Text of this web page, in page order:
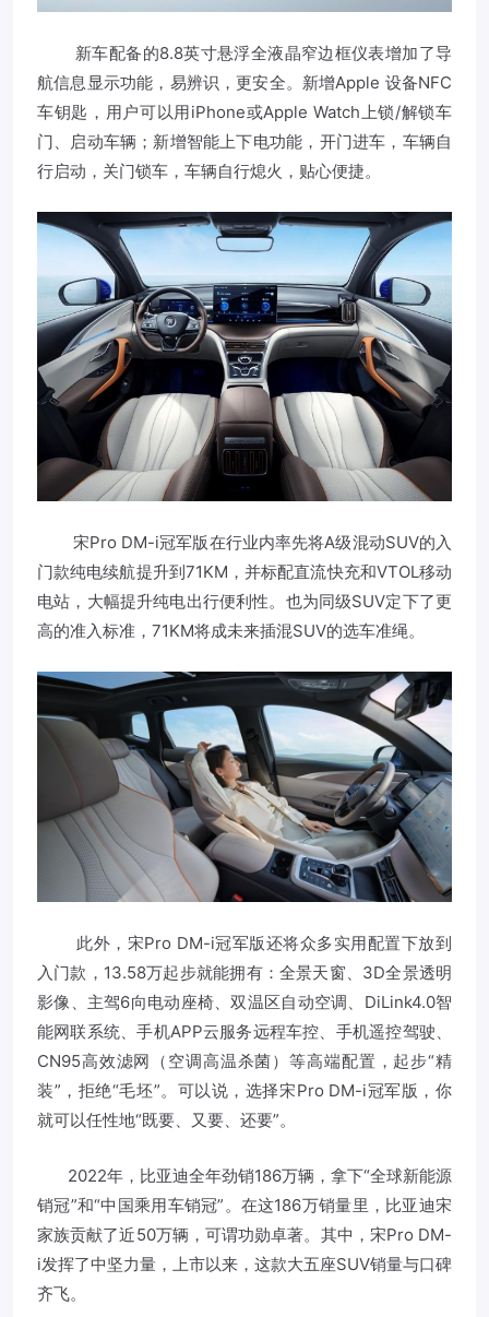
新车配备的8.8英寸悬浮全液晶窄边框仪表增加了导
航信息显示功能，易辨识，更安全。新增Apple 设备NFC
车钥匙，用户可以用iPhone或Apple Watch上锁/解锁车
门、启动车辆；新增智能上下电功能，开门进车，车辆自
行启动，关门锁车，车辆自行熄火，贴心便捷。
宋Pro DM-i冠军版在行业内率先将A级混动SUV的入
门款纯电续航提升到71KM，并标配直流快充和VTOL移动
电站，大幅提升纯电出行便利性。也为同级SUV定下了更
高的准入标准，71KM将成未来插混SUV的选车准绳。
此外，宋Pro DM-i冠军版还将众多实用配置下放到
入门款，13.58万起步就能拥有：全景天窗、3D全景透明
影像、主驾6向电动座椅、双温区自动空调、DiLink4.0智
能网联系统、手机APP云服务远程车控、手机遥控驾驶、
CN95高效滤网（空调高温杀菌）等高端配置，起步“精
装”，拒绝“毛坯”。可以说，选择宋Pro DM-i冠军版，你
就可以任性地“既要、又要、还要”。
2022年，比亚迪全年劲销186万辆，拿下“全球新能源
销冠”和“中国乘用车销冠”。在这186万销量里，比亚迪宋
家族贡献了近50万辆，可谓功勋卓著。其中，宋Pro DM-
i发挥了中坚力量，上市以来，这款大五座SUV销量与口碑
齐飞。